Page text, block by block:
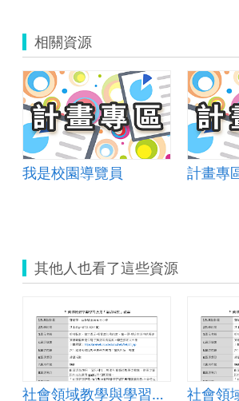
相關資源
我是校園導覽員 計畫專
其他人也看了這些資源
社會領域教學與學習應用「資訊科技」教案